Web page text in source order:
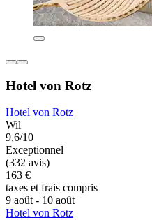
Hotel von Rotz
Hotel von Rotz
Wil
9,6/10
Exceptionnel
(332 avis)
163 €
taxes et frais compris
9 août - 10 août
Hotel von Rotz